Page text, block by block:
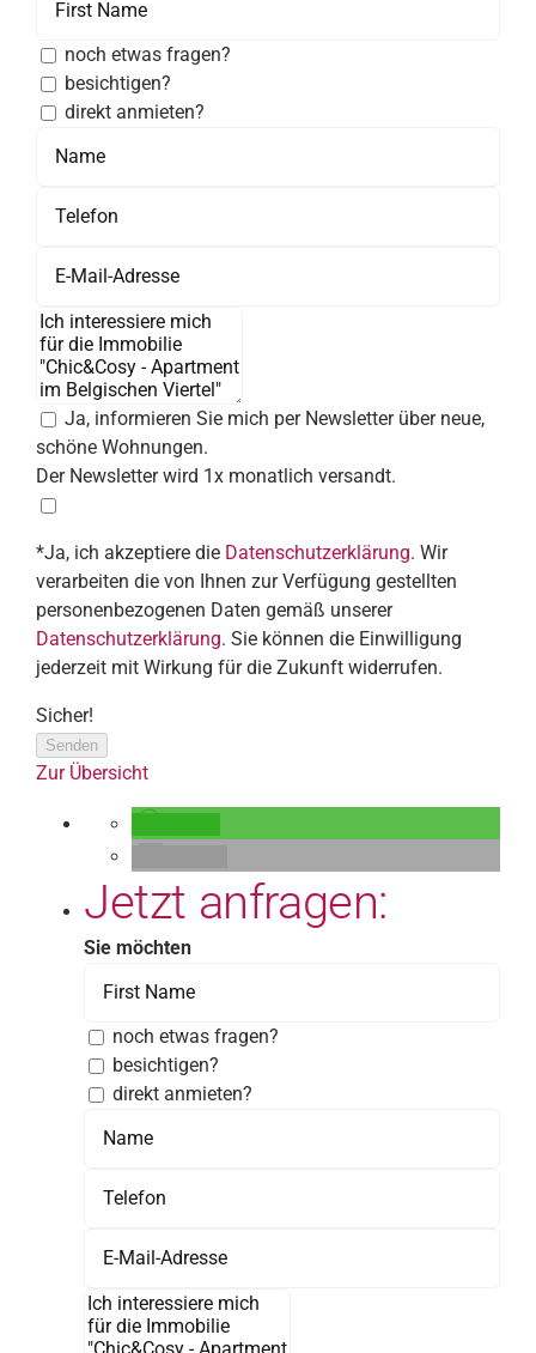
noch etwas fragen?
besichtigen?
direkt anmieten?
Ja, informieren Sie mich per Newsletter über neue,
schöne Wohnungen.
Der Newsletter wird 1x monatlich versandt.
*Ja, ich akzeptiere die Datenschutzerklärung. Wir
verarbeiten die von Ihnen zur Verfügung gestellten
personenbezogenen Daten gemäß unserer
Datenschutzerklärung. Sie können die Einwilligung
jederzeit mit Wirkung für die Zukunft widerrufen.
Sicher!
Senden
Zur Übersicht
Jetzt anfragen:
Sie möchten
noch etwas fragen?
besichtigen?
direkt anmieten?